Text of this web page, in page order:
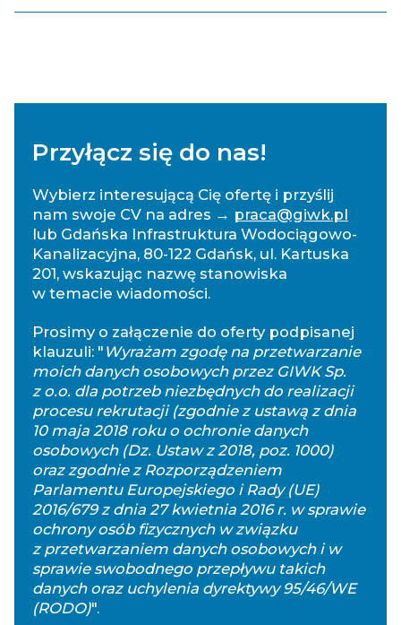
Przyłącz się do nas!
Wybierz interesującą Cię ofertę i przyślij
nam swoje CV na adres → praca@giwk.pl
lub Gdańska Infrastruktura Wodociągowo-
Kanalizacyjna, 80-122 Gdańsk, ul. Kartuska
201, wskazując nazwę stanowiska
w temacie wiadomości.
Prosimy o załączenie do oferty podpisanej
klauzuli: " Wyrażam zgodę na przetwarzanie
moich danych osobowych przez GIWK Sp.
z o.o. dla potrzeb niezbędnych do realizacji
procesu rekrutacji (zgodnie z ustawą z dnia
10 maja 2018 roku o ochronie danych
osobowych (Dz. Ustaw z 2018, poz. 1000)
oraz zgodnie z Rozporządzeniem
Parlamentu Europejskiego i Rady (UE)
2016/679 z dnia 27 kwietnia 2016 r. w sprawie
ochrony osób fizycznych w związku
z przetwarzaniem danych osobowych i w
sprawie swobodnego przepływu takich
danych oraz uchylenia dyrektywy 95/46/WE
(RODO)".